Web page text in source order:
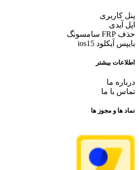
پنل کاربری
اپل آیدی
حذف FRP سامسونگ
بایپس آیکلود ios15
اطلاعات بیشتر
درباره ما
تماس با ما
نماد ها و مجوز ها